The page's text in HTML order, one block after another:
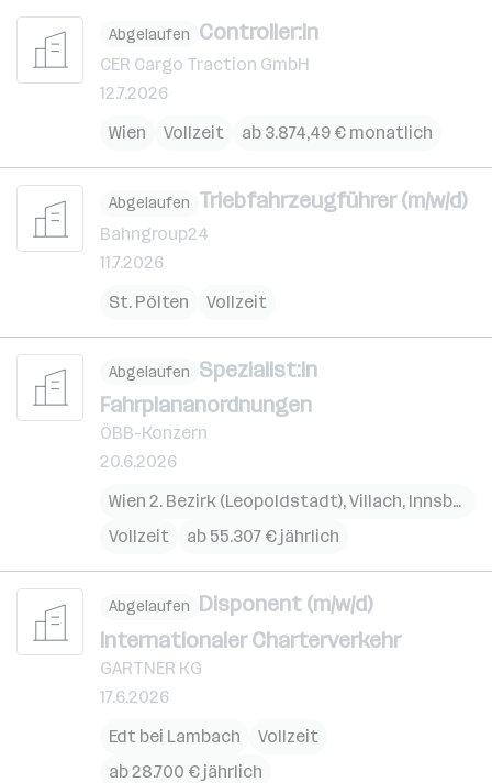
Abgelaufen Controller:in
CER Cargo Traction GmbH
12.7.2026
Wien
Vollzeit ab 3.874,49 € monatlich
Abgelaufen Triebfahrzeugführer (m/w/d)
Bahngroup24
11.7.2026
St. Pölten
Vollzeit
Abgelaufen Spezialist:in
Fahrplananordnungen
ÖBB-Konzern
20.6.2026
Wien 2. Bezirk (Leopoldstadt),Villach, Innsbruck
Vollzeit
ab 55.307 € jährlich
Abgelaufen Disponent (m/w/d)
Internationaler Charterverkehr
GARTNER KG
17.6.2026
Edt bei Lambach
Vollzeit
ab 28.700 € jährlich